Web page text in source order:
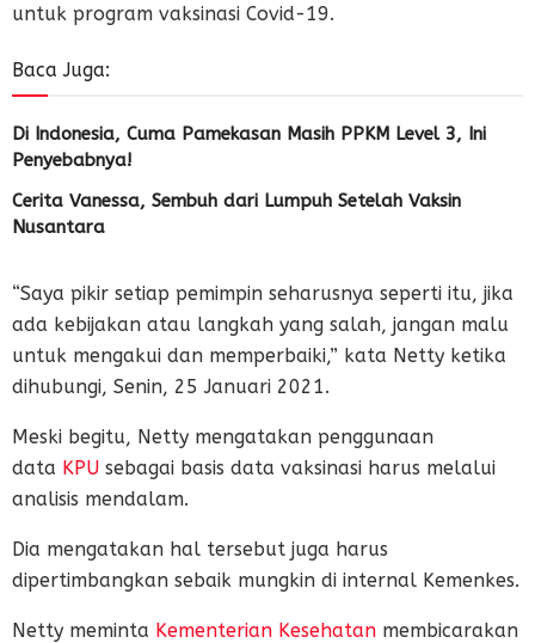
untuk program vaksinasi Covid-19.
Baca Juga:
Di Indonesia, Cuma Pamekasan Masih PPKM Level 3, Ini
Penyebabnya!
Cerita Vanessa, Sembuh dari Lumpuh Setelah Vaksin
Nusantara
“Saya pikir setiap pemimpin seharusnya seperti itu, jika
ada kebijakan atau langkah yang salah, jangan malu
untuk mengakui dan memperbaiki,” kata Netty ketika
dihubungi, Senin, 25 Januari 2021.
Meski begitu, Netty mengatakan penggunaan
data KPU sebagai basis data vaksinasi harus melalui
analisis mendalam.
Dia mengatakan hal tersebut juga harus
dipertimbangkan sebaik mungkin di internal Kemenkes.
Netty meminta Kementerian Kesehatan membicarakan